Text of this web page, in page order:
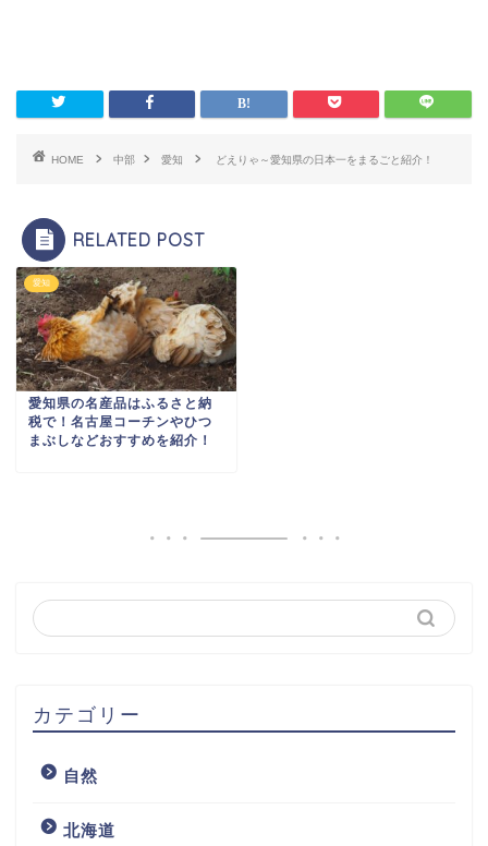
HOME 中部 愛知 どえりゃ～愛知県の日本一をまるごと紹介！
RELATED POST
愛知
愛知県の名産品はふるさと納
税で！名古屋コーチンやひつ
まぶしなどおすすめを紹介！
カテゴリー
自然
北海道